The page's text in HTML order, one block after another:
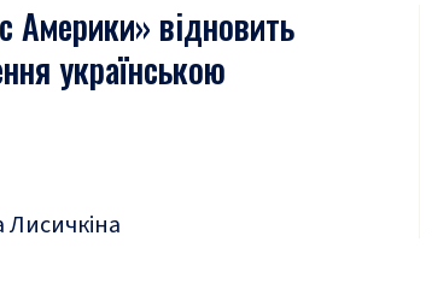
Америки» відновить
українською